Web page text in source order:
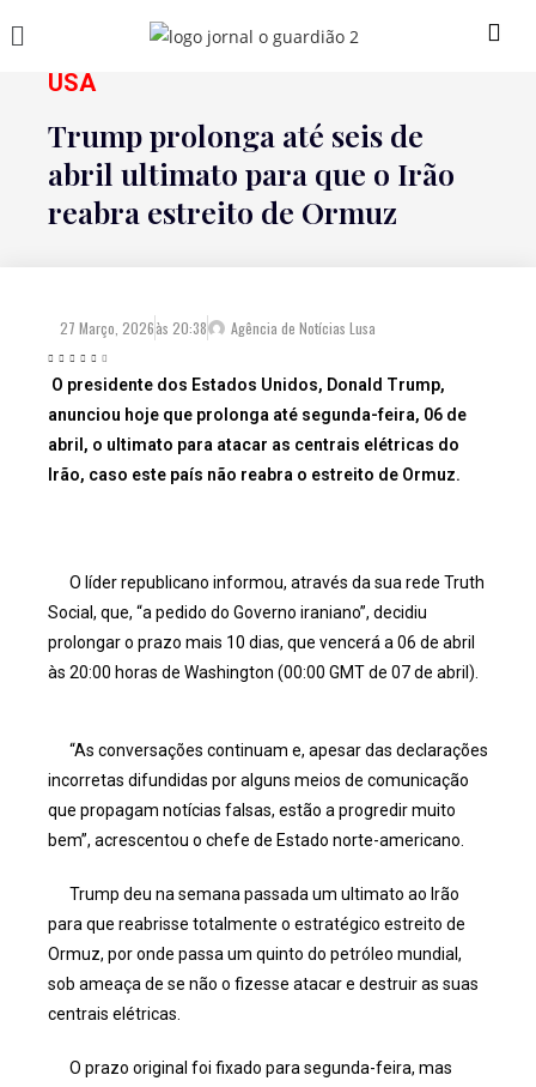
USA
Trump prolonga até seis de
abril ultimato para que o Irão
reabra estreito de Ormuz
27 Março, 2026às 20:38 Agência de Notícias Lusa
O presidente dos Estados Unidos, Donald Trump,
anunciou hoje que prolonga até segunda-feira, 06 de
abril, o ultimato para atacar as centrais elétricas do
Irão, caso este país não reabra o estreito de Ormuz.
O líder republicano informou, através da sua rede Truth
Social, que, “a pedido do Governo iraniano”, decidiu
prolongar o prazo mais 10 dias, que vencerá a 06 de abril
às 20:00 horas de Washington (00:00 GMT de 07 de abril).
“As conversações continuam e, apesar das declarações
incorretas difundidas por alguns meios de comunicação
que propagam notícias falsas, estão a progredir muito
bem”, acrescentou o chefe de Estado norte-americano.
Trump deu na semana passada um ultimato ao Irão
para que reabrisse totalmente o estratégico estreito de
Ormuz, por onde passa um quinto do petróleo mundial,
sob ameaça de se não o fizesse atacar e destruir as suas
centrais elétricas.
O prazo original foi fixado para segunda-feira, mas